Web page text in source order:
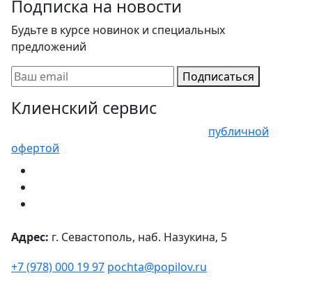
Подписка на новости
Будьте в курсе новинок и специальных
предложений
Подписаться
Клиенский сервис
публичной
офертой
Адрес: г. Севастополь, наб. Назукина, 5
+7 (978) 000 19 97 pochta@popilov.ru